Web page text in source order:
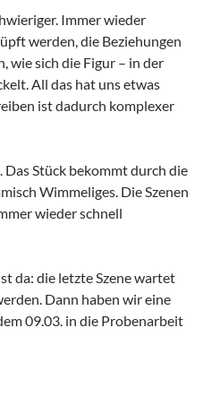
Immer wieder
werden, die Beziehungen
wie sich die Figur – in der
All das hat uns etwas
ist dadurch komplexer
Stück bekommt durch die
Wimmeliges. Die Szenen
wieder schnell
da: die letzte Szene wartet
Dann haben wir eine
09.03. in die Probenarbeit